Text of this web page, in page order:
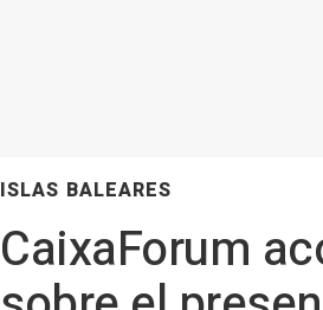
ISLAS BALEARES
CaixaForum